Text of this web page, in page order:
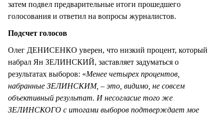
затем подвел предварительные итоги прошедшего
голосования и ответил на вопросы журналистов.
Подсчет голосов
Олег ДЕНИСЕНКО уверен, что низкий процент, который
набрал Ян ЗЕЛИНСКИЙ, заставляет задуматься о
результатах выборов: «Менее четырех процентов,
набранные ЗЕЛИНСКИМ, – это, видимо, не совсем
объективный результат. И несогласие того же
ЗЕЛИНСКОГО с итогами выборов подтверждает мое